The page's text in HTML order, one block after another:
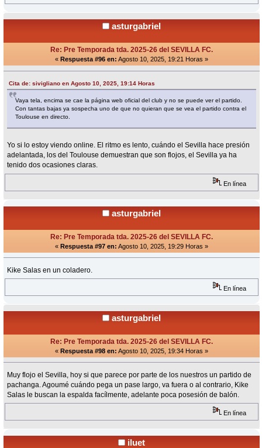
asturgabriel
Re: Pre Temporada tda. 2025-26 del SEVILLA FC.
« Respuesta #96 en: Agosto 10, 2025, 19:21 Horas »
Cita de: sivigliano en Agosto 10, 2025, 19:14 Horas
Vaya tela, encima se cae la página web oficial del club y no se puede ver el partido.
Con tantas bajas ya sospecha uno de que no quieran que se vea el partido contra el
Toulouse en directo.
Yo si lo estoy viendo online. El ritmo es lento, cuándo el Sevilla hace presión
adelantada, los del Toulouse demuestran que son flojos, el Sevilla ya ha
tenido dos ocasiones claras.
En línea
asturgabriel
Re: Pre Temporada tda. 2025-26 del SEVILLA FC.
« Respuesta #97 en: Agosto 10, 2025, 19:29 Horas »
Kike Salas en un coladero.
En línea
asturgabriel
Re: Pre Temporada tda. 2025-26 del SEVILLA FC.
« Respuesta #98 en: Agosto 10, 2025, 19:34 Horas »
Muy flojo el Sevilla, hoy si que parece por parte de los nuestros un partido de
pachanga. Agoumé cuándo pega un pase largo, va fuera o al contrario, Kike
Salas le buscan la espalda facílmente, adelante poca posesión de balón.
En línea
iluet